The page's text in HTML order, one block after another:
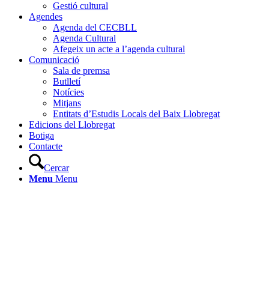
Gestió cultural
Agendes
Agenda del CECBLL
Agenda Cultural
Afegeix un acte a l’agenda cultural
Comunicació
Sala de premsa
Butlletí
Notícies
Mitjans
Entitats d’Estudis Locals del Baix Llobregat
Edicions del Llobregat
Botiga
Contacte
Cercar
Menu Menu